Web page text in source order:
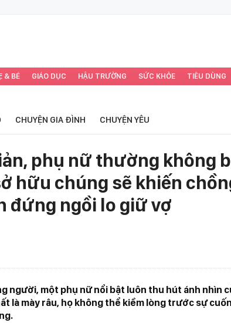
& BÉ GIÁO DỤC HẬU TRƯỜNG SỨC KHỎE TIÊU DÙNG
CHUYỆN GIA ĐÌNH CHUYỆN YÊU
phụ nữ thường không
hữu chúng sẽ khiến
đứng ngồi lo giữ vợ
người, một phụ nữ nổi bật luôn thu hút ánh nhìn
là mày râu, họ không thể kiềm lòng trước sự